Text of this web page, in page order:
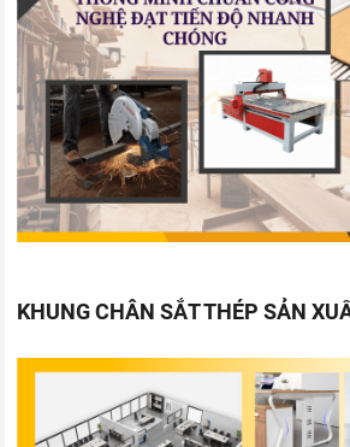
KHUNG CHÂN SẮT THÉP SẢN